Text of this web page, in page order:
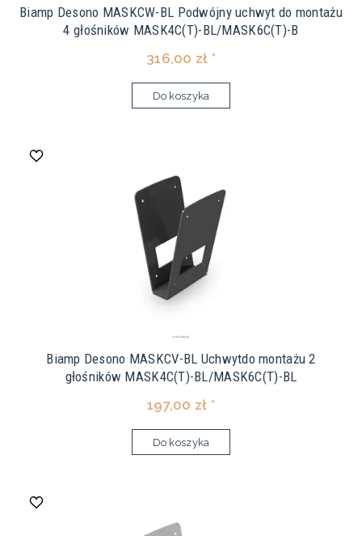
Biamp Desono MASKCW-BL Podwójny uchwyt do montażu
4 głośników MASK4C(T)-BL/MASK6C(T)-B
316,00 zł *
Do koszyka
Biamp Desono MASKCV-BL Uchwytdo montażu 2
głośników MASK4C(T)-BL/MASK6C(T)-BL
197,00 zł *
Do koszyka